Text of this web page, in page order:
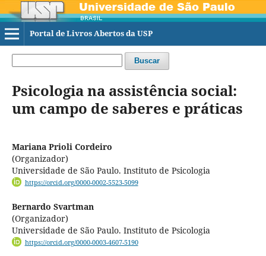
Portal de Livros Abertos da USP
Buscar
Psicologia na assistência social:
um campo de saberes e práticas
Mariana Prioli Cordeiro
(Organizador)
Universidade de São Paulo. Instituto de Psicologia
https://orcid.org/0000-0002-5523-5099
Bernardo Svartman
(Organizador)
Universidade de São Paulo. Instituto de Psicologia
https://orcid.org/0000-0003-4607-5190